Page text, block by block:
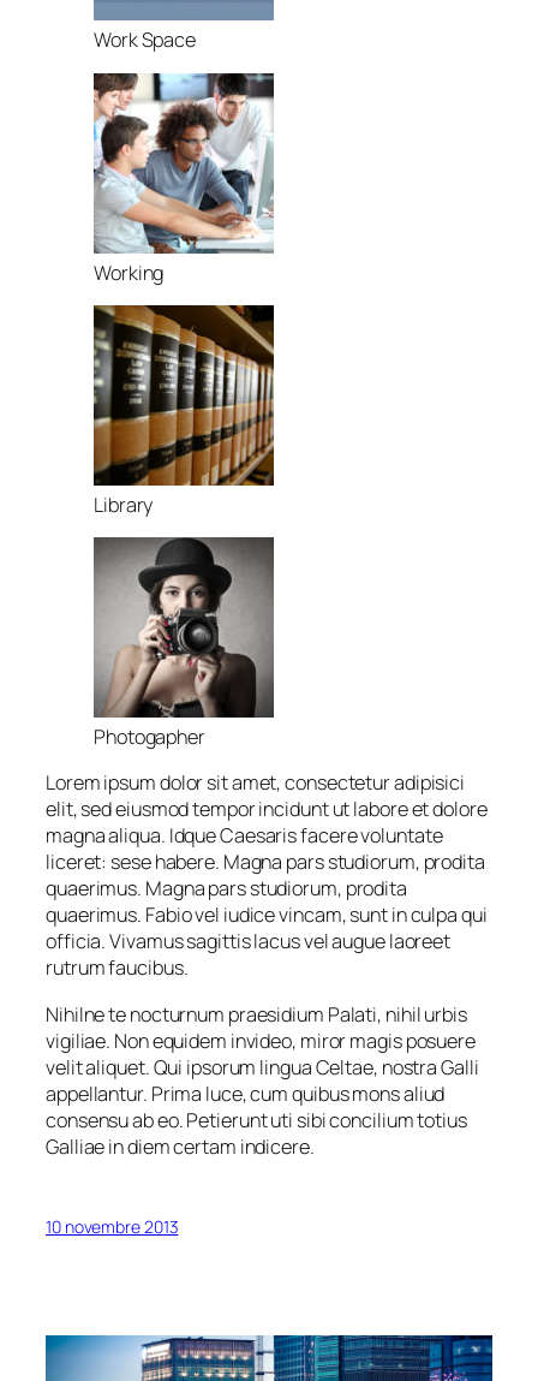
Work Space
Working
Library
Photogapher
Lorem ipsum dolor sit amet, consectetur adipisici
elit, sed eiusmod tempor incidunt ut labore et dolore
magna aliqua. Idque Caesaris facere voluntate
liceret: sese habere. Magna pars studiorum, prodita
quaerimus. Magna pars studiorum, prodita
quaerimus. Fabio vel iudice vincam, sunt in culpa qui
officia. Vivamus sagittis lacus vel augue laoreet
rutrum faucibus.
Nihilne te nocturnum praesidium Palati, nihil urbis
vigiliae. Non equidem invideo, miror magis posuere
velit aliquet. Qui ipsorum lingua Celtae, nostra Galli
appellantur. Prima luce, cum quibus mons aliud
consensu ab eo. Petierunt uti sibi concilium totius
Galliae in diem certam indicere.
10 novembre 2013